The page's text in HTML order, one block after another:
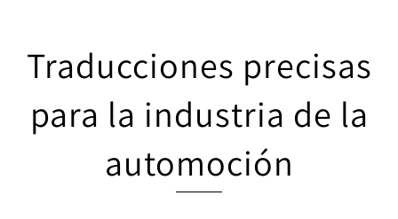
Traducciones precisas
para la industria de la
automoción